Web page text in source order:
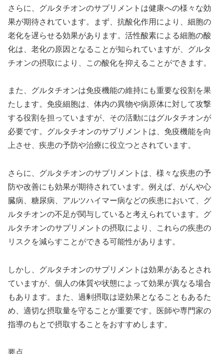
さらに、グルタチオンのサプリメントは健康への様々な効
果が期待されています。まず、抗酸化作用により、細胞の
老化を遅らせる効果があります。活性酸素による細胞の酸
化は、老化の原因となることが知られていますが、グルタ
チオンの摂取により、この酸化を抑えることができます。
また、グルタチオンは免疫機能の維持にも重要な役割を果
たします。免疫細胞は、体内の異物や病原体に対して攻撃
する役割を担っていますが、その活動にはグルタチオンが
必要です。グルタチオンのサプリメントは、免疫機能を向
上させ、疾患の予防や治療に役立つとされています。
さらに、グルタチオンのサプリメントは、様々な疾患の予
防や改善にも効果が期待されています。例えば、がんや心
臓病、糖尿病、アルツハイマー病などの疾患において、グ
ルタチオンの不足が関与していると考えられています。グ
ルタチオンのサプリメントの摂取により、これらの疾患の
リスクを減らすことができる可能性があります。
しかし、グルタチオンのサプリメントは効果があるとされ
ていますが、個人の体質や状態によって効果が異なる場合
もあります。また、過剰摂取は逆効果となることもあるた
め、適切な摂取量を守ることが重要です。医師や専門家の
指導のもとで摂取することをおすすめします。
要点